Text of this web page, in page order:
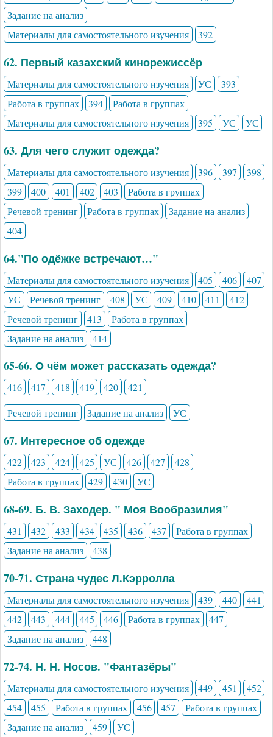
Задание на анализ
Материалы для самостоятельного изучения
392
62. Первый казахский кинорежиссёр
Материалы для самостоятельного изучения УС
393
Работа в группах
394
Работа в группах
Материалы для самостоятельного изучения
395 УС УС
63. Для чего служит одежда?
Материалы для самостоятельного изучения 396 397
398
399
400 401 402 403
Работа в группах
Речевой тренинг
Работа в группах
Задание на анализ
404
64."По одёжке встречают…"
Материалы для самостоятельного изучения 405 406
407
УС
Речевой тренинг 408 УС 409 410 411
412
Речевой тренинг
413
Работа в группах
Задание на анализ
414
65-66. О чём может рассказать одежда?
416 417 418 419 420
421
Речевой тренинг
Задание на анализ УС
67. Интересное об одежде
422 423 424 425 УС 426 427
428
Работа в группах
429 430 УС
68-69. Б. В. Заходер. " Моя Вообразилия"
431 432 433 434 435 436 437
Работа в группах
Задание на анализ
438
70-71. Страна чудес Л.Кэрролла
Материалы для самостоятельного изучения 439 440
441
442
443 444 445 446 Работа в группах
447
Задание на анализ
448
72-74. Н. Н. Носов. "Фантазёры"
Материалы для самостоятельного изучения 449 451
452
454
455 Работа в группах 456 457
Работа в группах
Задание на анализ
459 УС